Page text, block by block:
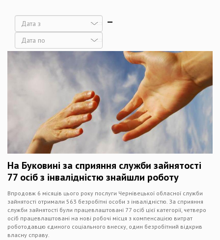
Дата
Дата
На Буковині за сприяння служби зайнятості
77 осіб з інвалідністю знайшли роботу
Впродовж 6 місяців цього року послуги Чернівецької обласної служби
зайнятості отримали 563 безробітні особи з інвалідністю. За сприяння
служби зайнятості були працевлаштовані 77 осіб цієї категорії, четверо
осіб працевлаштовані на нові робочі місця з компенсацією витрат
роботодавцю єдиного соціального внеску, один безробітний відкрив
власну справу.